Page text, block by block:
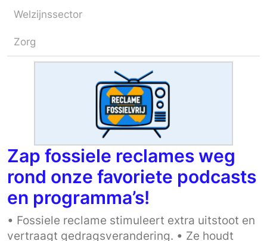
Welzijnssector
Zorg
Zap fossiele reclames weg
rond onze favoriete podcasts
en programma’s!
• Fossiele reclame stimuleert extra uitstoot en
vertraagt gedragsverandering. • Ze houdt